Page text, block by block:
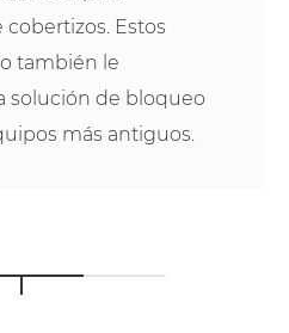
Estos
también le
solución de bloqueo
más antiguos.